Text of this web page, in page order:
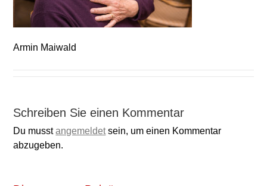
Armin Maiwald
Schreiben Sie einen Kommentar
Du musstangemeldetsein, um einen Kommentar
abzugeben.